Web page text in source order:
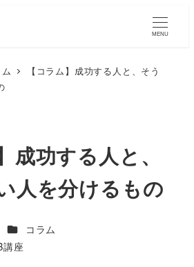
MENU
【コラム】成功する人と、そう
成功する人と、
人を分けるもの
コラム
講座